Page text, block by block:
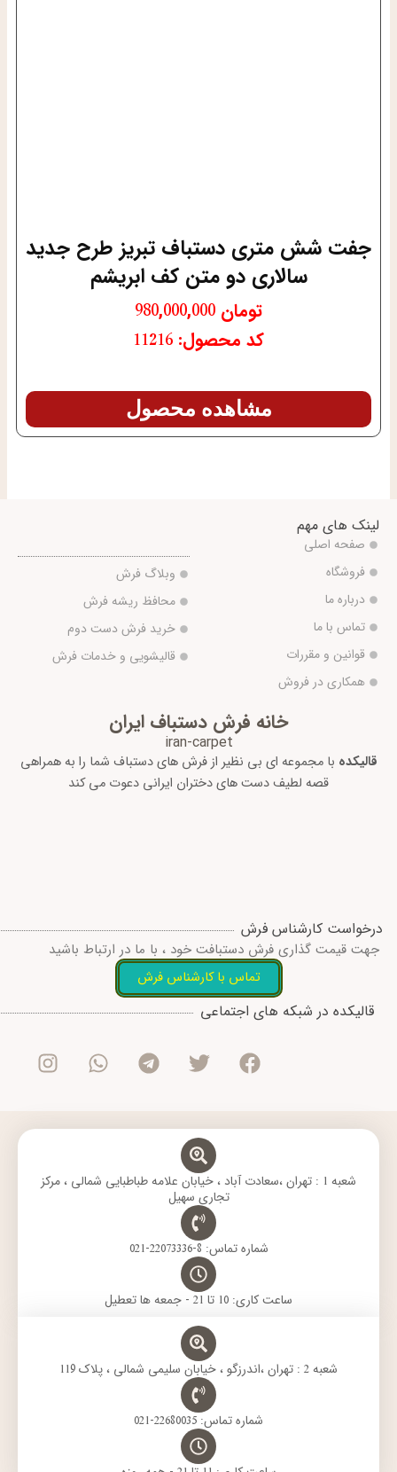
جفت شش متری دستباف تبریز طرح جدید
سالاری دو متن کف ابریشم
تومان
کد محصول: 11216
مشاهده محصول
لینک های مهم
صفحه اصلی
فروشگاه
درباره ما
تماس با ما
قوانین و مقررات
همکاری در فروش
وبلاگ فرش
محافظ ریشه فرش
خرید فرش دست دوم
قالیشویی و خدمات فرش
خانه فرش دستباف ایران
iran-carpet
قالیکده با مجموعه ای بی نظیر از فرش های دستباف شما را به همراهی
قصه لطیف دست های دختران ایرانی دعوت می کند
درخواست کارشناس فرش
جهت قیمت گذاری فرش دستبافت خود ، با ما در ارتباط باشید
تماس با کارشناس فرش
قالیکده در شبکه های اجتماعی
F
c
e
o
T
i
t
e
r
T
l
e
r
W
a
t
a
I
s
t
g
m
شعبه 1 : تهران ،سعادت آباد ، خیابان علامه طباطبایی شمالی ، مرکز
تجاری سهیل
شماره تماس: 8-22073336-021
ساعت کاری: 10 تا 21 - جمعه ها تعطیل
شعبه 2 : تهران ،اندرزگو ، خیابان سلیمی شمالی ، پلاک 119
شماره تماس: 22680035-021